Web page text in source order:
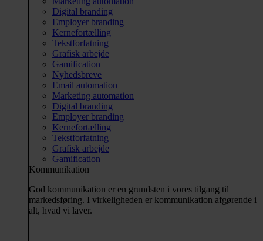
Digital branding
Employer branding
Kernefortælling
Tekstforfatning
Grafisk arbejde
Gamification
Nyhedsbreve
Email automation
Marketing automation
Digital branding
Employer branding
Kernefortælling
Tekstforfatning
Grafisk arbejde
Gamification
Kommunikation
God kommunikation er en grundsten i vores tilgang til
markedsføring. I virkeligheden er kommunikation afgørende i
alt, hvad vi laver.